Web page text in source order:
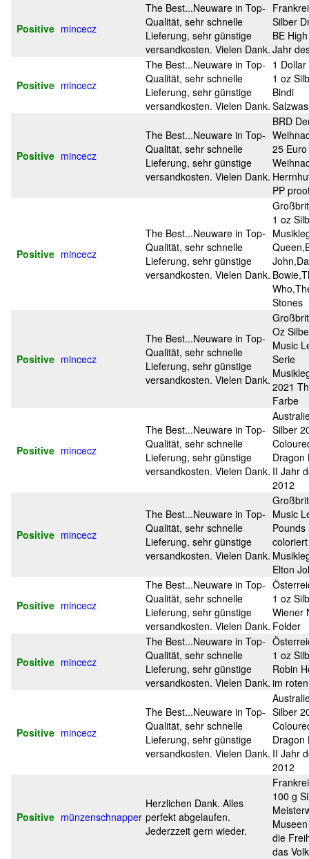
Positive mincecz
The Best...Neuware in Top-
Qualität, sehr schnelle
Lieferung, sehr günstige
versandkosten. Vielen Dank.
Silber
BE
Jahr
Positive mincecz
The Best...Neuware in Top-
Qualität, sehr schnelle
Lieferung, sehr günstige
versandkosten. Vielen Dank.
1
1 oz
Bindi
Positive mincecz
The Best...Neuware in Top-
Qualität, sehr schnelle
Lieferung, sehr günstige
versandkosten. Vielen Dank.
BRD
25
PP
Positive mincecz
The Best...Neuware in Top-
Qualität, sehr schnelle
Lieferung, sehr günstige
versandkosten. Vielen Dank.
1 oz
Stones
Positive mincecz
The Best...Neuware in Top-
Qualität, sehr schnelle
Lieferung, sehr günstige
versandkosten. Vielen Dank.
Oz
Music
Serie
2021
Farbe
Positive mincecz
The Best...Neuware in Top-
Qualität, sehr schnelle
Lieferung, sehr günstige
versandkosten. Vielen Dank.
Silber
Dragon
II Jahr
2012
Positive mincecz
The Best...Neuware in Top-
Qualität, sehr schnelle
Lieferung, sehr günstige
versandkosten. Vielen Dank.
Music
Elton
Positive mincecz
The Best...Neuware in Top-
Qualität, sehr schnelle
Lieferung, sehr günstige
versandkosten. Vielen Dank.
1 oz
Wiener
Folder
Positive mincecz
The Best...Neuware in Top-
Qualität, sehr schnelle
Lieferung, sehr günstige
versandkosten. Vielen Dank.
1 oz
Robin
im
Positive mincecz
The Best...Neuware in Top-
Qualität, sehr schnelle
Lieferung, sehr günstige
versandkosten. Vielen Dank.
Silber
Dragon
II Jahr
2012
Positive münzenschnapper
Herzlichen Dank. Alles
perfekt abgelaufen.
Jederzzeit gern wieder.
100 g
die
das Volk